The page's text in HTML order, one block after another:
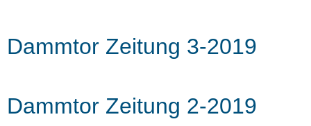
Dammtor Zeitung 3-2019
Dammtor Zeitung 2-2019